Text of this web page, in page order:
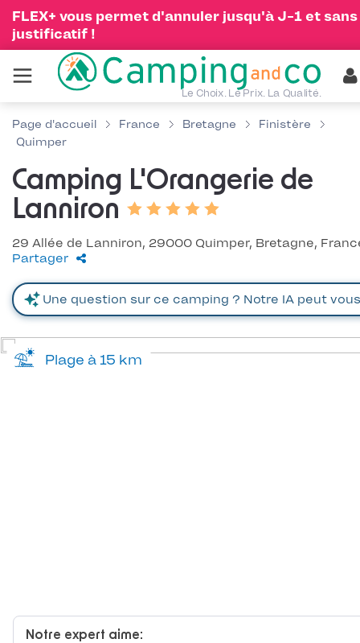
FLEX+ vous permet d'annuler jusqu'à J-1 et sans
justificatif !
Le Choix. Le Prix. La Qualité.
Page d'accueil France Bretagne
Finistère
Quimper
Camping L'Orangerie de
Lanniron
29 Allée de Lanniron, 29000 Quimper, Bretagne,
Partager
Notre expert aime:
Plage à 15 km